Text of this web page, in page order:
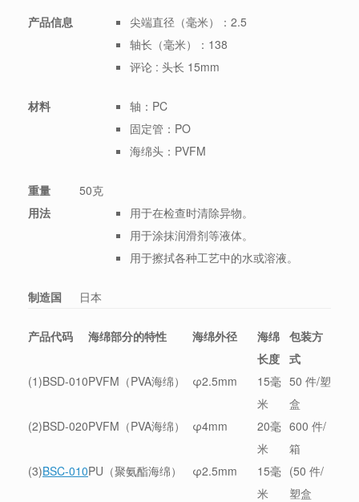
产品信息
尖端直径（毫米）：2.5
轴长（毫米）：138
评论 : 头长 15mm
材料
轴：PC
固定管：PO
海绵头：PVFM
重量
50克
用法
用于在检查时清除异物。
用于涂抹润滑剂等液体。
用于擦拭各种工艺中的水或溶液。
制造国 日本
产品代码 海绵部分的特性 海绵外径
海绵
长度
包装方
式
(1)BSD-010PVFM（PVA海绵） φ2.5mm
15毫
米
50 件/塑
盒
600 件/
箱
(50 件/
塑盒
(2)BSD-020PVFM（PVA海绵） φ4mm
20毫
米
(3)BSC-010PU（聚氨酯海绵） φ2.5mm
15毫
米